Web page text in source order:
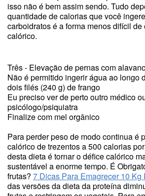
isso não é bem assim sendo. Tudo
quantidade de calorias que você
carboidratos é a forma menos difícil de
calórico.
Três - Elevação de pernas com
Não é permitido ingerir água ao longo
dois filés (240 g) de frango
Eu preciso ver de perto outro médico
psicólogo/psiquiatra
Finalize com mel orgânico
Para perder peso de modo continua é
calórico de trezentos a 500 calorias
desta dieta é tornar o défice calórico
sustentável a enorme tempo. É
frutas? 7 Dicas Para Emagrecer 10
das versões da dieta da proteína